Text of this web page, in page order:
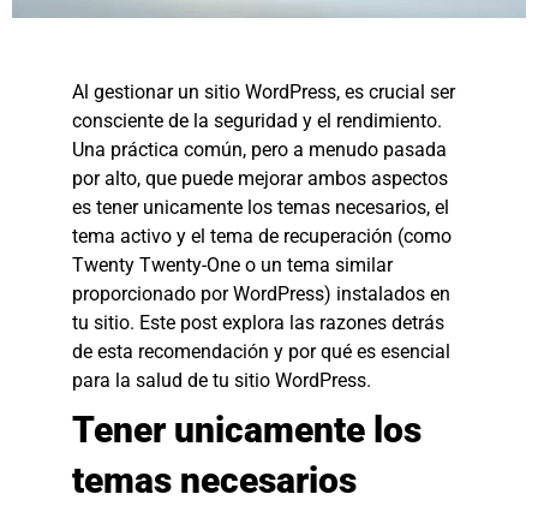
Al gestionar un sitio WordPress, es crucial ser
consciente de la seguridad y el rendimiento.
Una práctica común, pero a menudo pasada
por alto, que puede mejorar ambos aspectos
es tener unicamente los temas necesarios, el
tema activo y el tema de recuperación (como
Twenty Twenty-One o un tema similar
proporcionado por WordPress) instalados en
tu sitio. Este post explora las razones detrás
de esta recomendación y por qué es esencial
para la salud de tu sitio WordPress.
Tener unicamente los
temas necesarios